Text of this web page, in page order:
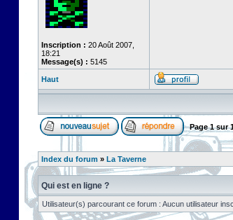
Inscription : 20 Août 2007,
18:21
Message(s) : 5145
Haut
Page1sur
Index du forum » La Taverne
Qui est en ligne ?
Utilisateur(s) parcourant ce forum : Aucun utilisateur